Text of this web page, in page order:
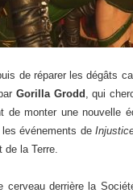
de réparer les dégâts
Gorilla Grodd , qui
de monter une nouvelle
les événements de
de la Terre.
cerveau derrière la